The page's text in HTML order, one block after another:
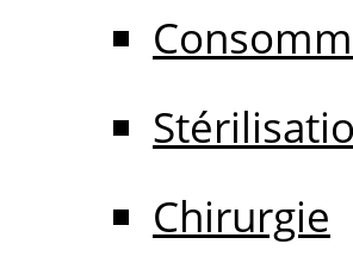
Chirurgie